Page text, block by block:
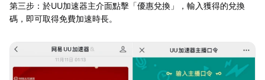
第三步：於UU加速器主介面點擊「優惠兌換」，輸入獲得的兌換
碼，即可取得免費加速時長。